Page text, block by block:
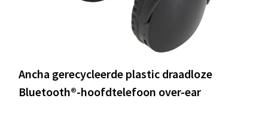
Ancha gerecycleerde plastic draadloze
Bluetooth®-hoofdtelefoon over-ear